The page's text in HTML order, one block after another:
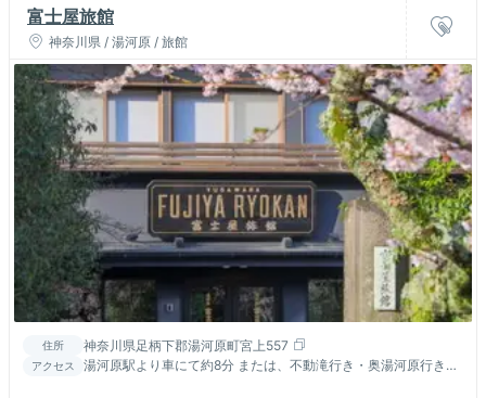
富士屋旅館
神奈川県 / 湯河原 / 旅館
住所 神奈川県足柄下郡湯河原町宮上557
アクセス
湯河原駅より車にて約8分 または、不動滝行き・奥湯河原行きバ